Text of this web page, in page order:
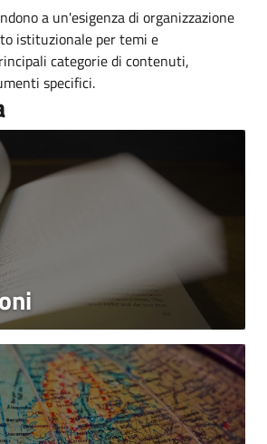
a un'esigenza di organizzazione
istituzionale per temi e
categorie di contenuti,
specifici.